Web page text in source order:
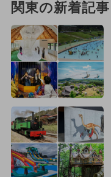
関東の新着記事